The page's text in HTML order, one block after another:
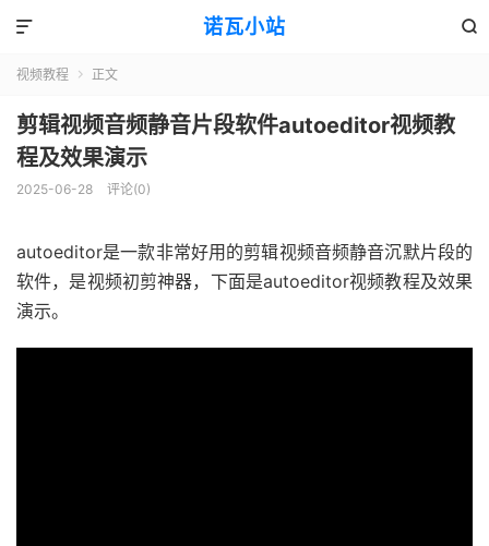
诺瓦小站 

视频教程  正文
剪辑视频音频静音片段软件autoeditor视频教
程及效果演示
2025-06-28 评论(0)
autoeditor是一款非常好用的剪辑视频音频静音沉默片段的
软件，是视频初剪神器，下面是autoeditor视频教程及效果
演示。